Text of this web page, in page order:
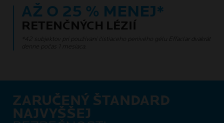
AŽ O 25 % MENEJ*
RETENČNÝCH LÉZIÍ
*42 subjektov pri používaní čistiaceho penivého gélu Effaclar dvakrát
denne počas 1 mesiaca.
ZARUČENÝ ŠTANDARD
NAJVYŠŠEJ